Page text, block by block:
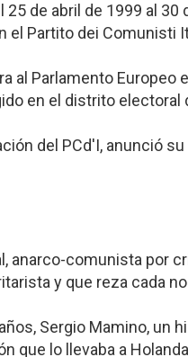
de abril de 1999 al 30
el Partito dei Comunisti
al Parlamento Europeo
en el distrito electoral
del PCd'I, anunció
anarco-comunista por
y que reza cada
Sergio Mamino, un
que lo llevaba a